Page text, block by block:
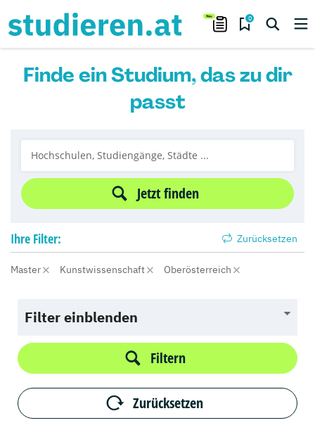
0
Finde ein Studium, das zu dir
passt
Jetzt finden
Ihre Filter: Zurücksetzen
Master Kunstwissenschaft Oberösterreich
Filter einblenden
Filtern
Zurücksetzen